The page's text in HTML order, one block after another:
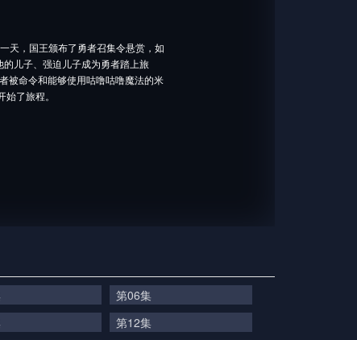
，国王颁布了勇者召集令悬赏，如
儿子、强迫儿子成为勇者踏上旅
被命令和能够使用咕噜咕噜魔法的米
了旅程。
第06集
第12集